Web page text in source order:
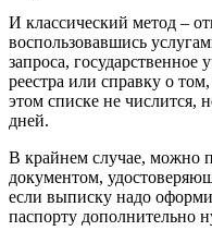
И классический метод –
воспользовавшись
запроса,
реестра или справку о
этом списке не числится,
дней.
В крайнем случае, можно
документом,
если выписку надо
паспорту дополнительно